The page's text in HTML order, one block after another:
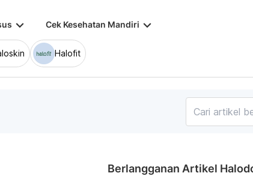
keyboard_arrow_down Cek Kesehatan Mandiri keyboard_arrow_down
Halofit
Berlangganan Artikel